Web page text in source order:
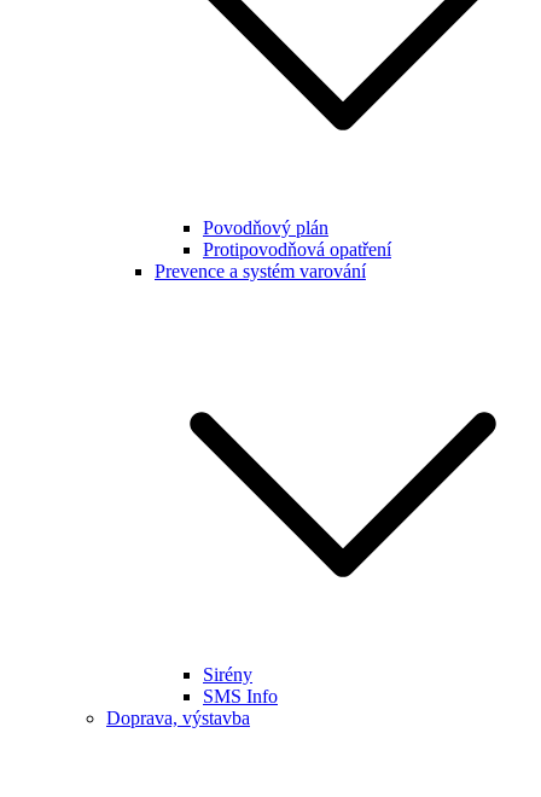
Povodňový plán
Protipovodňová opatření
Prevence a systém varování
Sirény
SMS Info
Doprava, výstavba